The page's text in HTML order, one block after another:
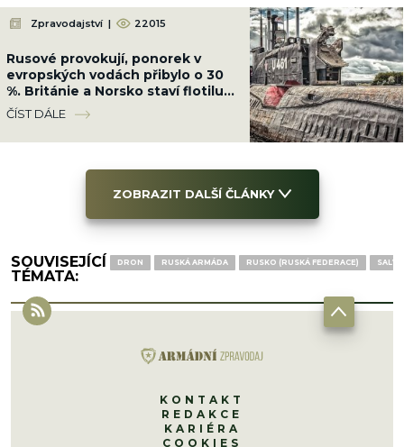
Zpravodajství | 22015
Rusové provokují, ponorek v
evropských vodách přibylo o 30
%. Británie a Norsko staví flotilu
13 fregat, která je bude lovit
ČÍST DÁLE
ZOBRAZIT DALŠÍ ČLÁNKY
SOUVISEJÍCÍ
TÉMATA:
DRON RUSKÁ ARMÁDA RUSKO (RUSKÁ FEDERACE)
KONTAKT
REDAKCE
KARIÉRA
COOKIES